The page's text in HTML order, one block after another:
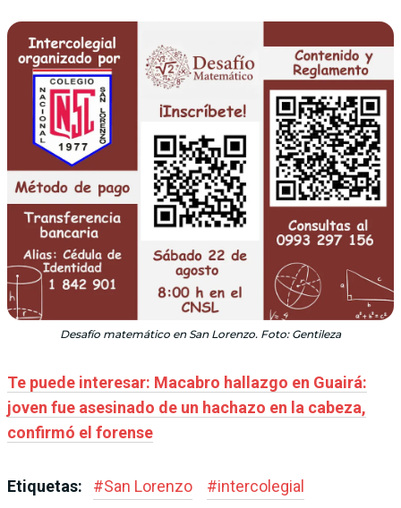
Desafío matemático en San Lorenzo. Foto: Gentileza
Te puede interesar: Macabro hallazgo en Guairá:
joven fue asesinado de un hachazo en la cabeza,
confirmó el forense
Etiquetas: #San Lorenzo #intercolegial